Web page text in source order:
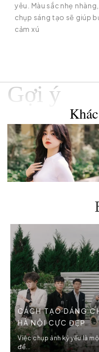
yêu. Màu sắc nhẹ
chụp sáng tạo sẽ giúp
cảm xú
Gợi ý
CÁCH TẠO DÁNG
HÀ NỘI CỰC ĐẸP
Việc chụp ảnh kỷ yếu là
để...